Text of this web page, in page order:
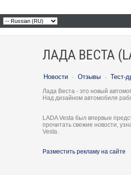
ЛАДА ВЕСТА
Новости · Отзывы · Тест-
Лада Веста - это новый
Над дизайном автомобиля
LADA Vesta был впервые
прочитать свежие новости,
Vesta.
Разместить рекламу на сайте